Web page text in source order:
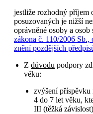
jestliže rozhodný příjem
posuzovaných je nižší
oprávněné osoby a
zákona č. 110/2006
znění pozdějších
Z důvodu podpory
věku:
zvýšení příspěvku
4 do 7 let věku,
III (těžká